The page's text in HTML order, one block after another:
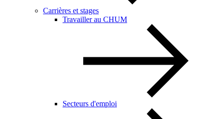
Carrières et stages
Travailler au CHUM
Secteurs d'emploi